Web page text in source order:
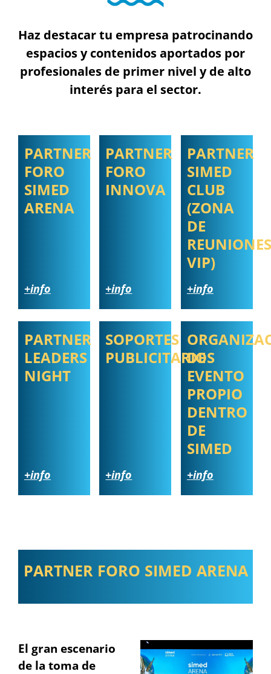
Haz destacar tu empresa patrocinando
espacios y contenidos aportados por
profesionales de primer nivel y de alto
interés para el sector.
PARTNER
FORO
SIMED
ARENA
+info
PARTNER
FORO
INNOVA
+info
PARTNER
SIMED
CLUB
(ZONA
DE
REUNIONES
VIP)
+info
PARTNER
LEADERS
NIGHT
+info
SOPORTES
PUBLICITARIOS
+info
DE
EVENTO
PROPIO
DENTRO
DE
SIMED
+info
PARTNER FORO SIMED ARENA
El gran escenario
de la toma de